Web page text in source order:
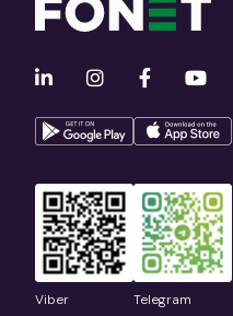
Viber Telegram